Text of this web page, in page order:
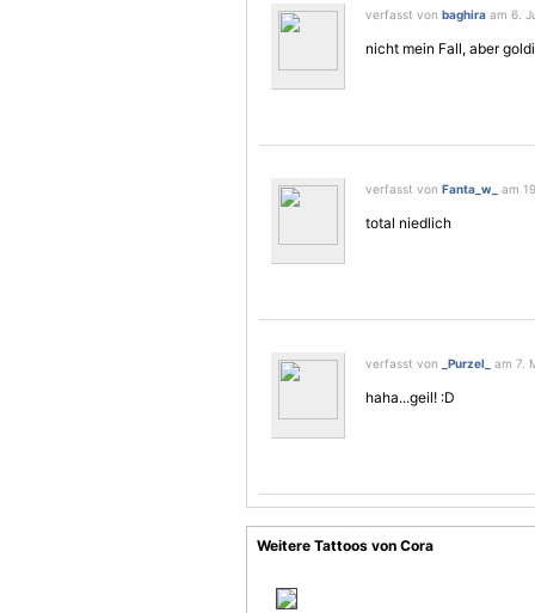
verfasst von baghira am 6.
nicht mein Fall, aber
verfasst von Fanta_w_ am
total niedlich
verfasst von _Purzel_ am 7.
haha...geil! :D
Weitere Tattoos von Cora